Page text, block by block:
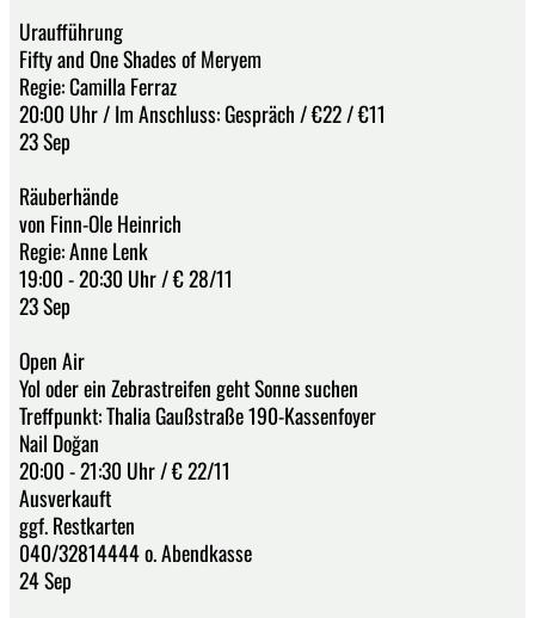
Uraufführung
Fifty and One Shades of Meryem
Regie: Camilla Ferraz
20:00 Uhr / Im Anschluss: Gespräch / €22 / €11
23 Sep
Räuberhände
von Finn-Ole Heinrich
Regie: Anne Lenk
19:00 - 20:30 Uhr / € 28/11
23 Sep
Open Air
Yol oder ein Zebrastreifen geht Sonne suchen
Treffpunkt: Thalia Gaußstraße 190-Kassenfoyer
Nail Doğan
20:00 - 21:30 Uhr / € 22/11
Ausverkauft
ggf. Restkarten
040/32814444 o. Abendkasse
24 Sep